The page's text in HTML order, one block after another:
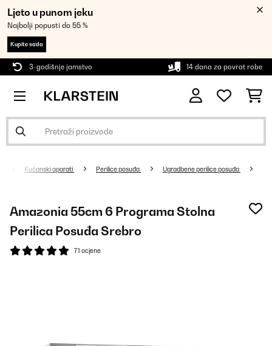
Ljeto u punom jeku
Najbolji popusti do 55 %
Kupite sada
3-godišnje jamstvo 14 dana za povrat robe
Kućanski aparati Perilice posuđa Ugradbene perilice posuđa
Amazonia 55cm 6 Programa Stolna
Perilica Posuđa Srebro
71 ocjene